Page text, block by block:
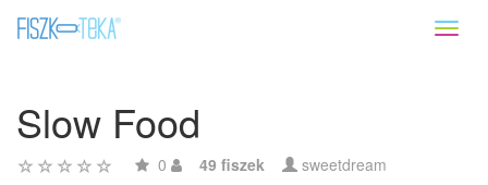
Slow Food
0 49 fiszek sweetdream